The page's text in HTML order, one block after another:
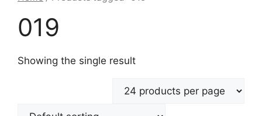
019
Showing the single result